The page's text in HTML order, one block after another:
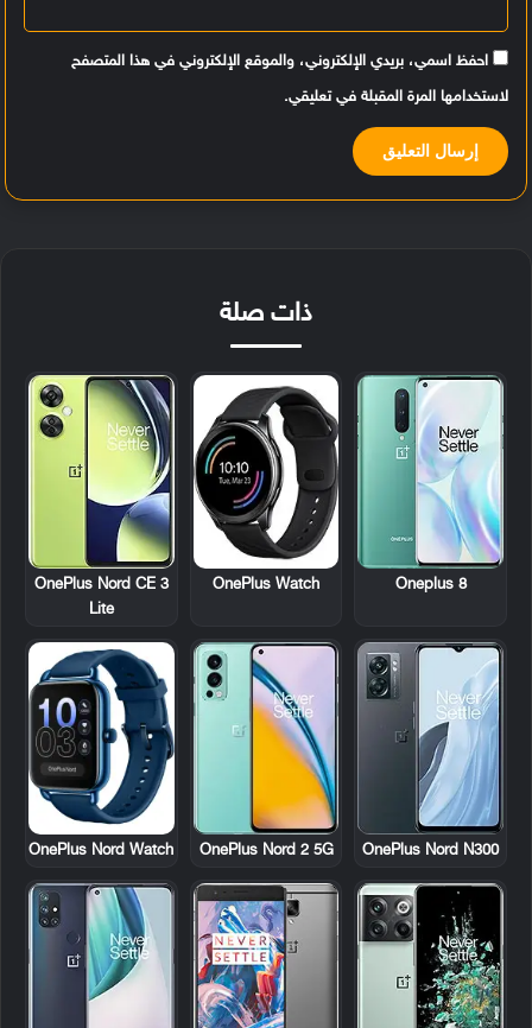
احفظ اسمي، بريدي الإلكتروني، والموقع الإلكتروني في هذا المتصفح
لاستخدامها المرة المقبلة في تعليقي.
ذات صلة
Oneplus 8
OnePlus Watch
OnePlus Nord CE 3
Lite
OnePlus Nord N300
OnePlus Nord 2 5G
OnePlus Nord Watch